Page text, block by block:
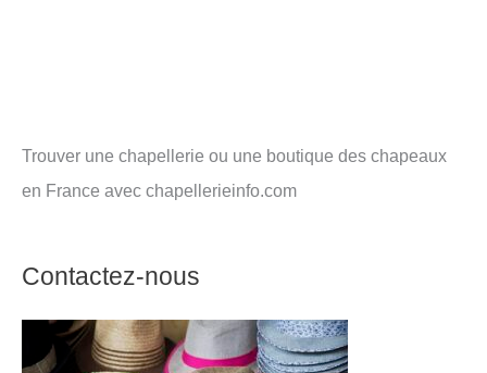
Trouver une chapellerie ou une boutique des chapeaux
en France avec chapellerieinfo.com
Contactez-nous